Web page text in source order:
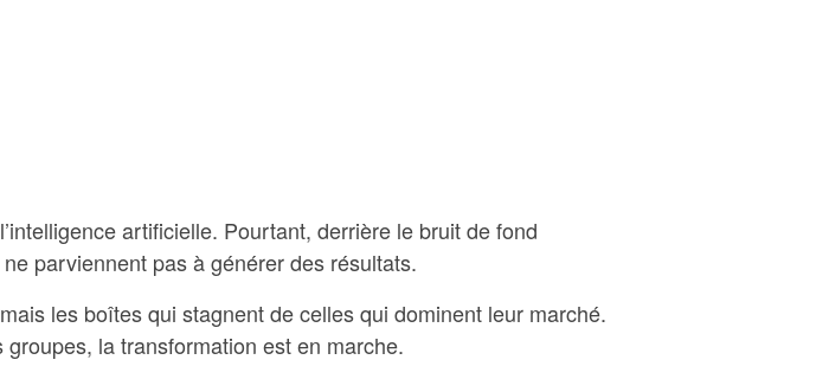
artificielle. Pourtant, derrière le bruit de fond
parviennent pas à générer des résultats.
les boîtes qui stagnent de celles qui dominent leur marché.
la transformation est en marche.